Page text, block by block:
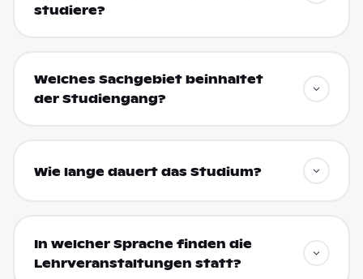
studiere?
Welches Sachgebiet beinhaltet
der Studiengang?
Wie lange dauert das Studium?
In welcher Sprache finden die
Lehrveranstaltungen statt?